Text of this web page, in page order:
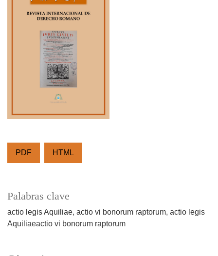
PDF HTML
Palabras clave
actio legis Aquiliae actio vi bonorum raptorum actio legis
Aquiliaeactio vi bonorum raptorum